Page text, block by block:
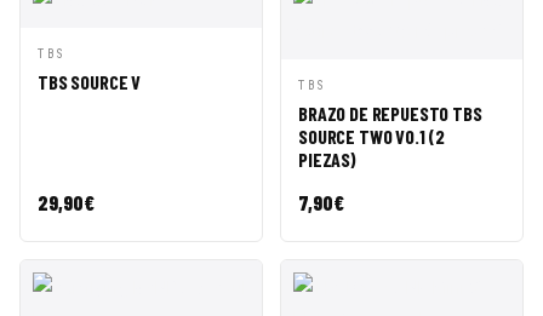
VISTA
RÁPIDA
TBS
TBS SOURCE V
29,90€
VISTA
RÁPIDA
CESTA
TBS
BRAZO DE REPUESTO TBS
SOURCE TWO V0.1 (2
PIEZAS)
7,90€